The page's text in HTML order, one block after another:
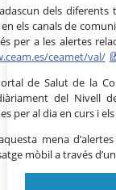
dels
els canals de
per a les alertes
ceamet/val/
de Salut de la
del Nivell
per al dia en curs i
mena
mòbil a través